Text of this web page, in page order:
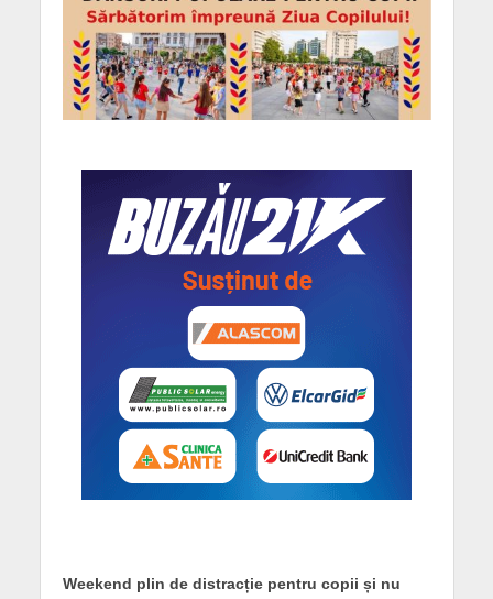
Weekend plin de distracție pentru copii și nu